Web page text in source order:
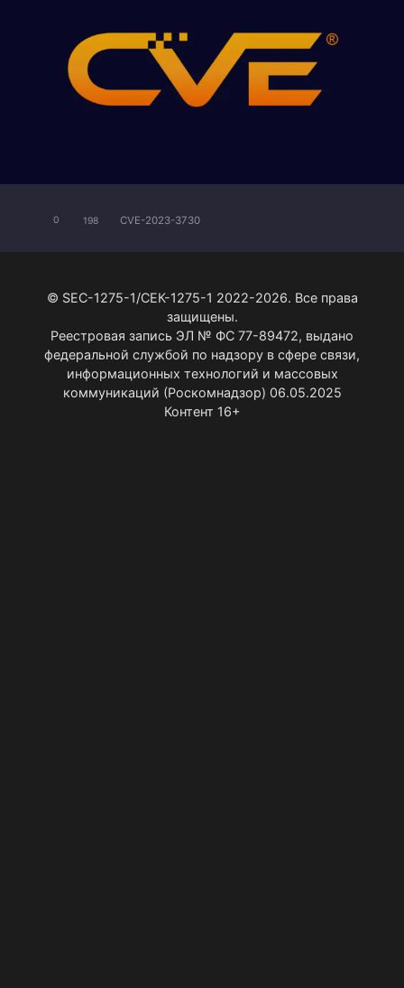
0 198 CVE-2023-3730
© SEC-1275-1/СЕК-1275-1 2022-2026. Все права
защищены.
Реестровая запись ЭЛ № ФС 77-89472, выдано
федеральной службой по надзору в сфере связи,
информационных технологий и массовых
коммуникаций (Роскомнадзор) 06.05.2025
Контент 16+